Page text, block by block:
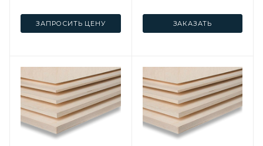
ЗАПРОСИТЬ ЦЕНУ ЗАКАЗАТЬ